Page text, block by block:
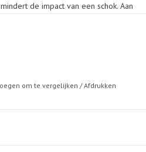
de impact van een schok. Aan
De scheenbeschermer is te
om te vergelijken /Afdrukken